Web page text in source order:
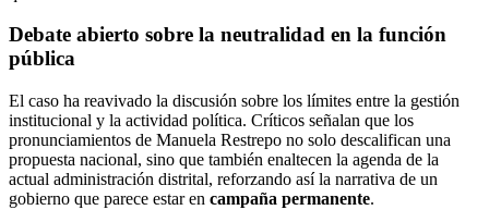
Debate abierto sobre la neutralidad en la función
pública
El caso ha reavivado la discusión sobre los límites entre la gestión
institucional y la actividad política. Críticos señalan que los
pronunciamientos de Manuela Restrepo no solo descalifican una
propuesta nacional, sino que también enaltecen la agenda de la
actual administración distrital, reforzando así la narrativa de un
gobierno que parece estar en campaña permanente.